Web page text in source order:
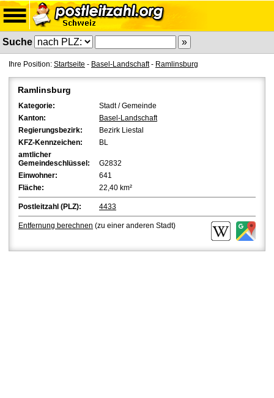
Suche
Ihre Position: Startseite - Basel-Landschaft- Ramlinsburg
Ramlinsburg
Kategorie:
Stadt / Gemeinde
Kanton:
Basel-Landschaft
Regierungsbezirk:
Bezirk Liestal
KFZ-Kennzeichen:
BL
amtlicher
Gemeindeschlüssel:
G2832
Einwohner:
641
Fläche:
22,40 km²
Postleitzahl (PLZ): 4433
Entfernung berechnen (zu einer anderen Stadt)